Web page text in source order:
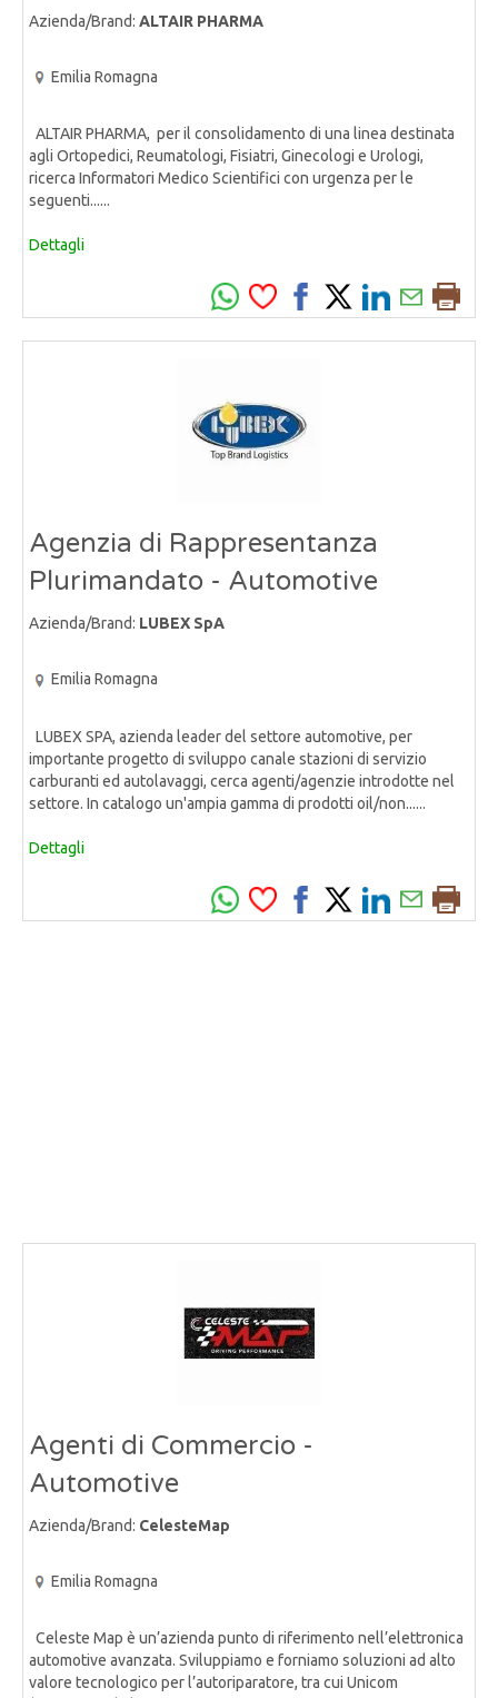
Azienda/Brand: ALTAIR PHARMA
Emilia Romagna
ALTAIR PHARMA, per il consolidamento di una linea destinata
agli Ortopedici, Reumatologi, Fisiatri, Ginecologi e Urologi,
ricerca Informatori Medico Scientifici con urgenza per le
seguenti......
Dettagli
Agenzia di Rappresentanza
Plurimandato - Automotive
Azienda/Brand: LUBEX SpA
Emilia Romagna
LUBEX SPA, azienda leader del settore automotive, per
importante progetto di sviluppo canale stazioni di servizio
carburanti ed autolavaggi, cerca agenti/agenzie introdotte nel
settore. In catalogo un'ampia gamma di prodotti oil/non......
Dettagli
Agenti di Commercio -
Automotive
Azienda/Brand: CelesteMap
Emilia Romagna
Celeste Map è un’azienda punto di riferimento nell’elettronica
automotive avanzata. Sviluppiamo e forniamo soluzioni ad alto
valore tecnologico per l’autoriparatore, tra cui Unicom